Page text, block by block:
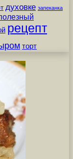
духовке запеканка
рецепт
торт